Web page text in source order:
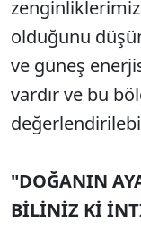
olduğunu
ve güneş
vardır ve bu
"DOĞANIN
BİLİNİZ Kİ